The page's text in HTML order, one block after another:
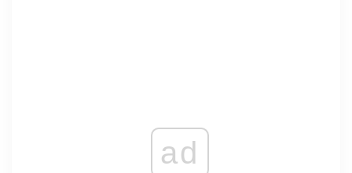
ad